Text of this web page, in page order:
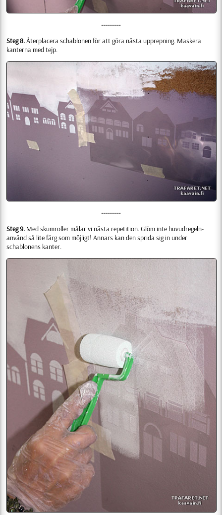
••••••••••
Steg 8.Återplacera schablonen för att göra nästa upprepning. Maskera
kanterna med tejp.
••••••••••
Steg 9. Med skumroller målar vi nästa repetition. Glöm inte huvudregeln-
använd så lite färg som möjligt! Annars kan den sprida sig in under
schablonens kanter.